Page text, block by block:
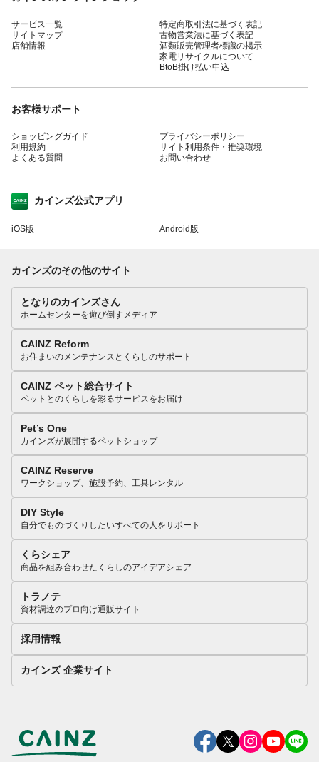
サービス一覧
サイトマップ
店舗情報
特定商取引法に基づく表記
古物営業法に基づく表記
酒類販売管理者標識の掲示
家電リサイクルについて
BtoB掛け払い申込
お客様サポート
ショッピングガイド
利用規約
よくある質問
プライバシーポリシー
サイト利用条件・推奨環境
お問い合わせ
カインズ公式アプリ
iOS版 Android版
カインズのその他のサイト
となりのカインズさん
ホームセンターを遊び倒すメディア
CAINZ Reform
お住まいのメンテナンスとくらしのサポート
CAINZ ペット総合サイト
ペットとのくらしを彩るサービスをお届け
Pet’s One
カインズが展開するペットショップ
CAINZ Reserve
ワークショップ、施設予約、工具レンタル
DIY Style
自分でものづくりしたいすべての人をサポート
くらシェア
商品を組み合わせたくらしのアイデアシェア
トラノテ
資材調達のプロ向け通販サイト
採用情報
カインズ 企業サイト